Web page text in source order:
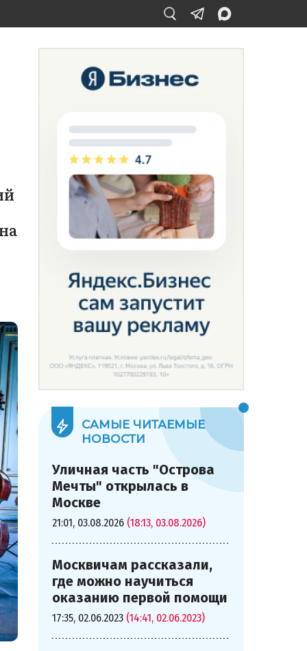
САМЫЕ ЧИТАЕМЫЕ
НОВОСТИ
Уличная часть "Острова
Мечты" открылась в
Москве
21:01, 03.08.2026 (18:13, 03.08.2026)
Москвичам рассказали,
где можно научиться
оказанию первой помощи
17:35, 02.06.2023 (14:41, 02.06.2023)